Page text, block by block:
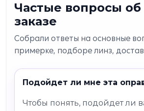
Частые вопросы об
заказе
Собрали ответы на основные
примерке, подборе линз,
Подойдет ли мне эта
Чтобы понять, подойдет ли